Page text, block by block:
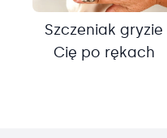
Szczeniak gryzie
Cię po rękach